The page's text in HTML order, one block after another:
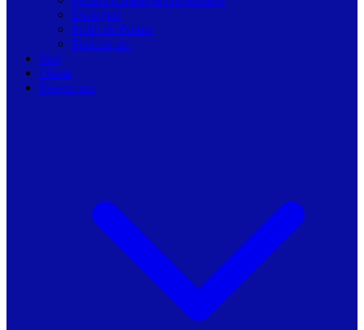
Dialoguri
Profil de Primar
Podcast-uri
Stiri
Oferte
Despre noi